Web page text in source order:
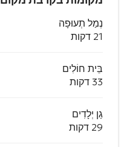
נְמַל תְעוּפָה
21 דקות
בֵּית חוֹלִים
33 דקות
גַן יְלָדִים
29 דקות